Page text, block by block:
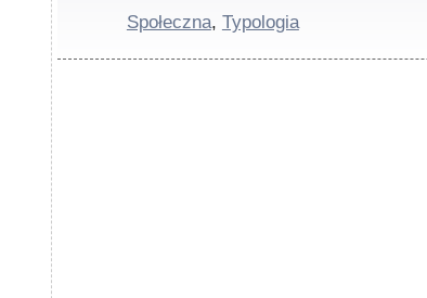
Społeczna, Typologia